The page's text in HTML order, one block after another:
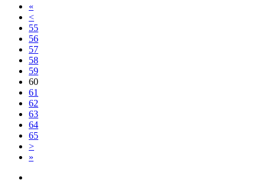
«
<
55
56
57
58
59
60
61
62
63
64
65
>
»